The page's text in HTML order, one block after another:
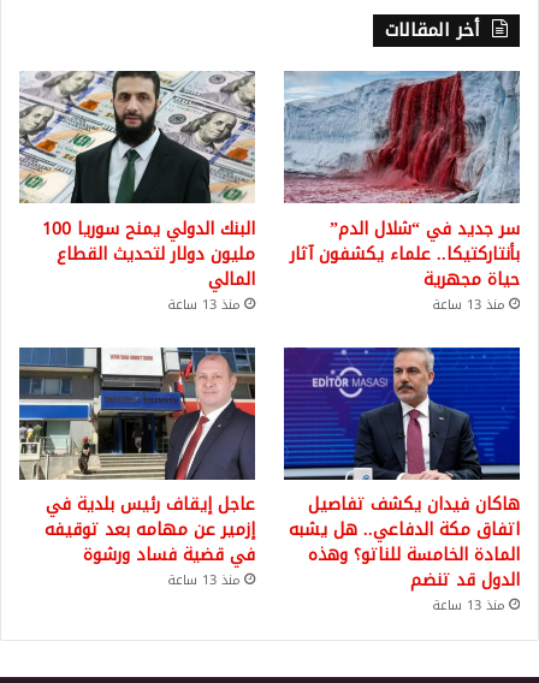
أخر المقالات
سر جديد في “شلال الدم”
بأنتاركتيكا.. علماء يكشفون آثار
حياة مجهرية
منذ 13 ساعة
البنك الدولي يمنح سوريا 100
مليون دولار لتحديث القطاع
المالي
منذ 13 ساعة
هاكان فيدان يكشف تفاصيل
اتفاق مكة الدفاعي.. هل يشبه
المادة الخامسة للناتو؟ وهذه
الدول قد تنضم
منذ 13 ساعة
عاجل إيقاف رئيس بلدية في
إزمير عن مهامه بعد توقيفه
في قضية فساد ورشوة
منذ 13 ساعة